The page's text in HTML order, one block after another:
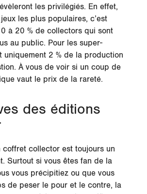
les privilégiés. En effet,
les plus populaires, c’est
à 20 % de collectors qui sont
au public. Pour les super-
uniquement 2 % de la production
À vous de voir si un coup de
vaut le prix de la rareté.
des éditions
coffret collector est toujours un
Surtout si vous êtes fan de la
vous précipitiez ou que vous
de peser le pour et le contre, la